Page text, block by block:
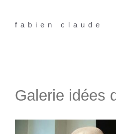
contenufabien claude
Galerie idées